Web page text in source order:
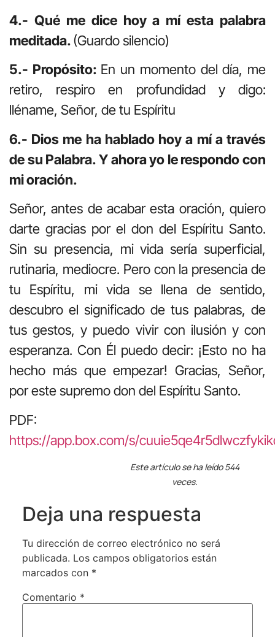
4.- Qué me dice hoy a mí esta palabra
meditada.(Guardo silencio)
5.- Propósito: En un momento del día, me
retiro, respiro en profundidad y digo:
lléname, Señor, de tu Espíritu
6.- Dios me ha hablado hoy a mí a través
de su Palabra. Y ahora yo le respondo con
mi oración.
Señor, antes de acabar esta oración, quiero
darte gracias por el don del Espíritu Santo.
Sin su presencia, mi vida sería superficial,
rutinaria, mediocre. Pero con la presencia de
tu Espíritu, mi vida se llena de sentido,
descubro el significado de tus palabras, de
tus gestos, y puedo vivir con ilusión y con
esperanza. Con Él puedo decir: ¡Esto no ha
hecho más que empezar! Gracias, Señor,
por este supremo don del Espíritu Santo.
PDF:
https://app.box.com/s/
Este artículo se ha leído 544
veces.
Deja una respuesta
Tu dirección de correo electrónico no será
publicada. Los campos obligatorios están
marcados con *
Comentario *